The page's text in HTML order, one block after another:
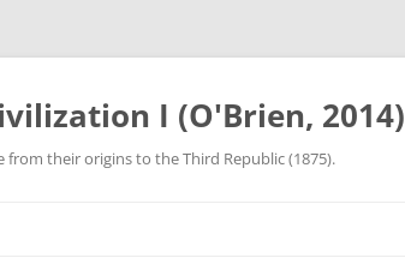
I (O'Brien, 2014)
their origins to the Third Republic (1875).